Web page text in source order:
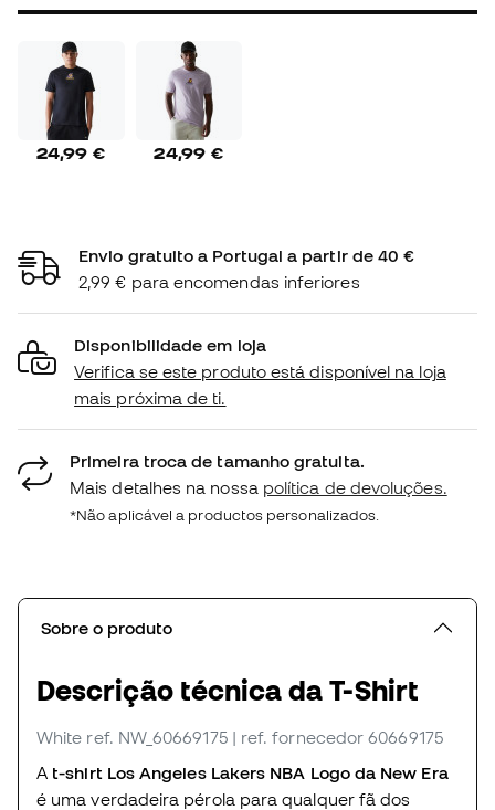
24,99 € 24,99 €
Envio gratuito a Portugal a partir de 40 €
2,99 € para encomendas inferiores
Disponibilidade em loja
Verifica se este produto está disponível na loja
mais próxima de ti.
Primeira troca de tamanho gratuita.
Mais detalhes na nossa política de devoluções.
*Não aplicável a productos personalizados.
Sobre o produto
Descrição técnica da T-Shirt
White ref. NW_60669175 | ref. fornecedor 60669175
A t-shirt Los Angeles Lakers NBA Logo da New Era
é uma verdadeira pérola para qualquer fã dos